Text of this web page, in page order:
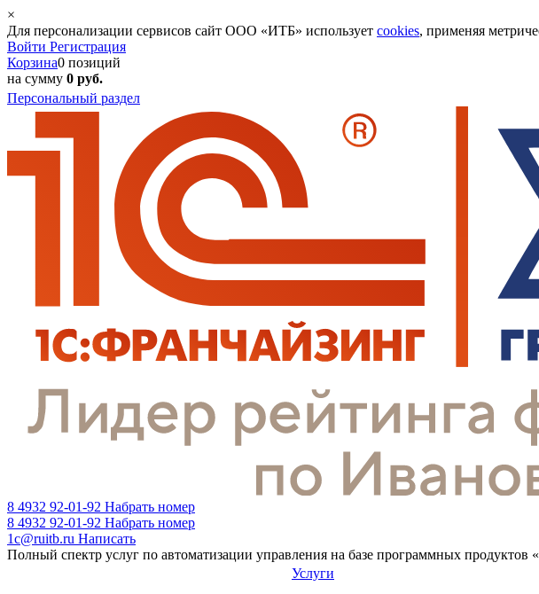
×
Для персонализации сервисов сайт ООО «ИТБ» использует cookies, применяя
Войти Регистрация
Корзина0 позиций
на сумму 0 руб.
Персональный раздел
8 4932 92-01-92 Набрать номер
8 4932 92-01-92 Набрать номер
1c@ruitb.ru Написать
Полный спектр услуг по автоматизации управления на базе программных продуктов
Услуги